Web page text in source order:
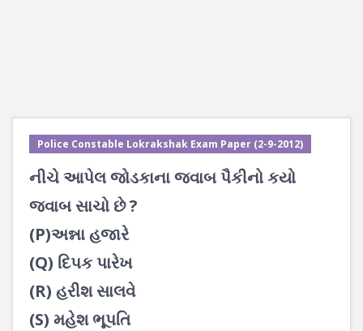
Police Constable Lokrakshak Exam Paper (2-9-2012)
નીચે આપેલ જોડકાના જવાબ પૈકીનો કયો
જવાબ સાચો છે ?
(P)અન્ના હજારે
(Q) દિપક પારેખ
(R) હરીશ સાલવે
(S) મહેશ ભૂપતિ